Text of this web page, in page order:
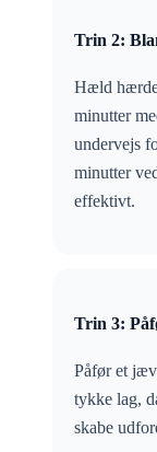
Trin 2:
Hæld
minutter
undervejs
minutter
effektivt.
Trin 3:
Påfør et
tykke lag,
skabe